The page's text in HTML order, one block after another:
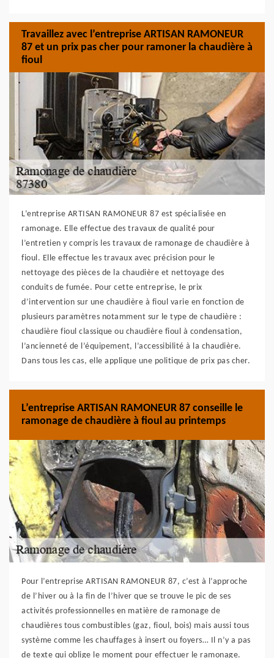
Travaillez avec l’entreprise ARTISAN RAMONEUR
87 et un prix pas cher pour ramoner la chaudière à
fioul
L’entreprise ARTISAN RAMONEUR 87 est spécialisée en
ramonage. Elle effectue des travaux de qualité pour
l’entretien y compris les travaux de ramonage de chaudière à
fioul. Elle effectue les travaux avec précision pour le
nettoyage des pièces de la chaudière et nettoyage des
conduits de fumée. Pour cette entreprise, le prix
d’intervention sur une chaudière à fioul varie en fonction de
plusieurs paramètres notamment sur le type de chaudière :
chaudière fioul classique ou chaudière fioul à condensation,
l’ancienneté de l’équipement, l’accessibilité à la chaudière.
Dans tous les cas, elle applique une politique de prix pas cher.
L’entreprise ARTISAN RAMONEUR 87 conseille le
ramonage de chaudière à fioul au printemps
Pour l’entreprise ARTISAN RAMONEUR 87, c’est à l’approche
de l’hiver ou à la fin de l’hiver que se trouve le pic de ses
activités professionnelles en matière de ramonage de
chaudières tous combustibles (gaz, fioul, bois) mais aussi tous
système comme les chauffages à insert ou foyers… Il n’y a pas
de texte qui oblige le moment pour effectuer le ramonage.